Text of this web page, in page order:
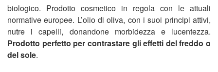
biologico. Prodotto cosmetico in regola con le attuali
normative europee. L’olio di oliva, con i suoi principi attivi,
nutre i capelli, donandone morbidezza e lucentezza.
Prodotto perfetto per contrastare gli effetti del freddo o
del sole.